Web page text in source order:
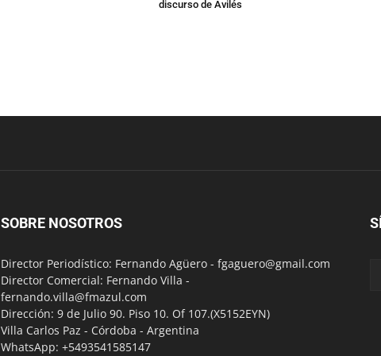
discurso de Avilés
SOBRE NOSOTROS
Director Periodístico: Fernando Agüero - fgaguero@gmail.com
Director Comercial: Fernando Villa -
fernando.villa@fmazul.com
Dirección: 9 de Julio 90. Piso 10. Of 107.(X5152EYN)
Villa Carlos Paz - Córdoba - Argentina
WhatsApp: +5493541585147